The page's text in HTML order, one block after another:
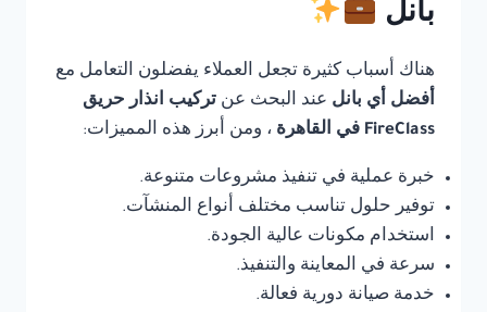
بانل
هناك أسباب كثيرة تجعل العملاء يفضلون التعامل مع
أفضل أي بانل عند البحث عن تركيب انذار حريق
FireClass في القاهرة
، ومن أبرز هذه المميزات:
خبرة عملية في تنفيذ مشروعات متنوعة.
توفير حلول تناسب مختلف أنواع المنشآت.
استخدام مكونات عالية الجودة.
سرعة في المعاينة والتنفيذ.
خدمة صيانة دورية فعالة.